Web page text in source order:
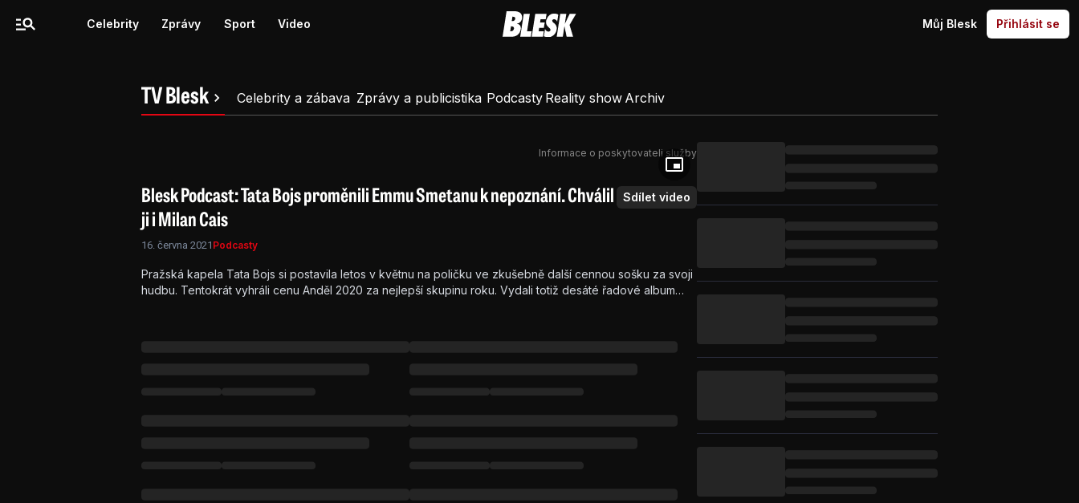
Celebrity Zprávy Sport Video Můj Blesk Přihlásit se
TV Blesk Celebrity a zábava Zprávy a publicistika Podcasty Reality show Archiv
Informace o poskytovateli služby
Blesk Podcast: Tata Bojs proměnili Emmu Smetanu k nepoznání. Chválil
ji i Milan Cais
Sdílet video
16. června 2021 Podcasty
Pražská kapela Tata Bojs si postavila letos v květnu na poličku ve zkušebně další cennou sošku za svoji
hudbu. Tentokrát vyhráli cenu Anděl 2020 za nejlepší skupinu roku. Vydali totiž desáté řadové album